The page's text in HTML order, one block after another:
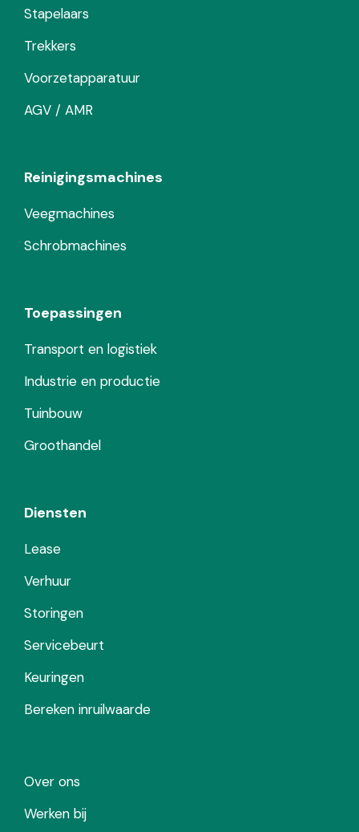
Stapelaars
Trekkers
Voorzetapparatuur
AGV / AMR
Reinigingsmachines
Veegmachines
Schrobmachines
Toepassingen
Transport en logistiek
Industrie en productie
Tuinbouw
Groothandel
Diensten
Lease
Verhuur
Storingen
Servicebeurt
Keuringen
Bereken inruilwaarde
Over ons
Werken bij